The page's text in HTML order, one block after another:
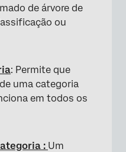
de árvore de
ou
: Permite que
uma categoria
em todos os
: Um